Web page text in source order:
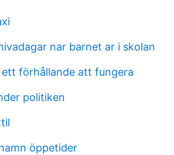
nar barnet ar i skolan
förhållande att fungera
politiken
öppetider